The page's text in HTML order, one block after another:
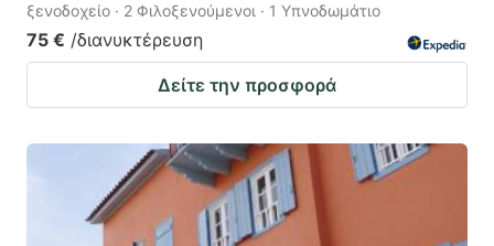
ξενοδοχείο · 2 Φιλοξενούμενοι · 1 Υπνοδωμάτιο
75 € /διανυκτέρευση
Δείτε την προσφορά